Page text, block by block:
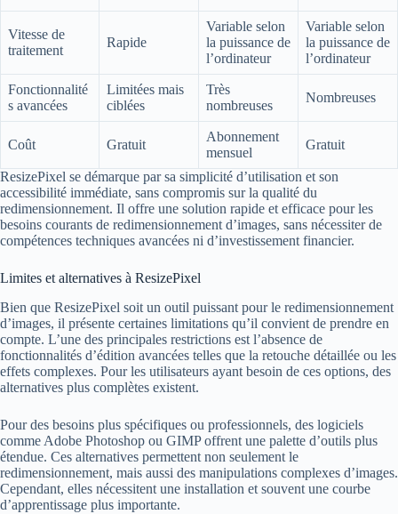
Vitesse de
traitement
Rapide
Variable selon
la puissance de
l’ordinateur
Variable selon
la puissance de
l’ordinateur
Fonctionnalité
s avancées
Limitées mais
ciblées
Très
nombreuses
Nombreuses
Coût Gratuit
Abonnement
mensuel
Gratuit
ResizePixel se démarque par sa simplicité d’utilisation et son
accessibilité immédiate, sans compromis sur la qualité du
redimensionnement. Il offre une solution rapide et efficace pour les
besoins courants de redimensionnement d’images, sans nécessiter de
compétences techniques avancées ni d’investissement financier.
Limites et alternatives à ResizePixel
Bien que ResizePixel soit un outil puissant pour le redimensionnement
d’images, il présente certaines limitations qu’il convient de prendre en
compte. L’une des principales restrictions est l’absence de
fonctionnalités d’édition avancées telles que la retouche détaillée ou les
effets complexes. Pour les utilisateurs ayant besoin de ces options, des
alternatives plus complètes existent.
Pour des besoins plus spécifiques ou professionnels, des logiciels
comme Adobe Photoshop ou GIMP offrent une palette d’outils plus
étendue. Ces alternatives permettent non seulement le
redimensionnement, mais aussi des manipulations complexes d’images.
Cependant, elles nécessitent une installation et souvent une courbe
d’apprentissage plus importante.